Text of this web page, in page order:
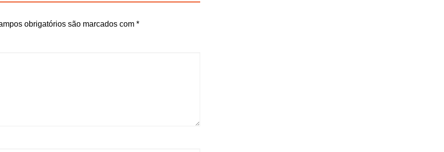
obrigatórios são marcados com *